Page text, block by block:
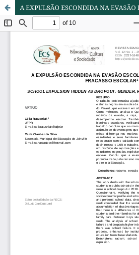
A EXPULSÃO ESCONDIDA NA EVASÃO